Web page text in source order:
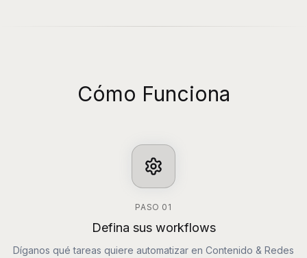
Cómo Funciona
PASO 01
Defina sus workflows
Díganos qué tareas quiere automatizar en Contenido & Redes